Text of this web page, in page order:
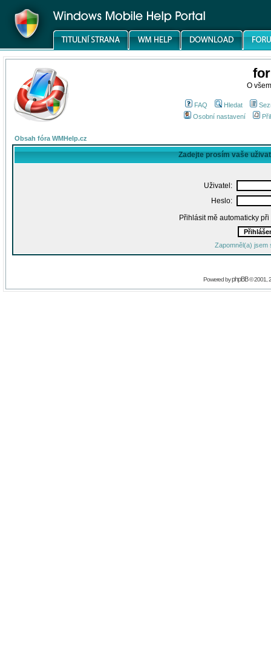
O
FAQ Hledat
Osobní nastavení
Obsah fóra WMHelp.cz
Zadejte prosím vaše
Uživatel:
Heslo:
Přihlásit mě automaticky
Zapomněl(a) jsem
Powered byphpBB© 2001,